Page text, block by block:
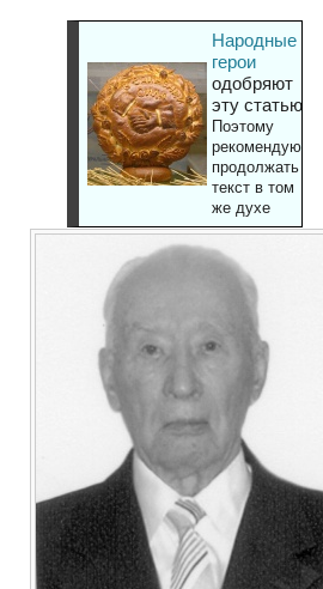
Народные
герои
одобряют
эту статью
Поэтому
рекомендуют
продолжать
текст в том
же духе